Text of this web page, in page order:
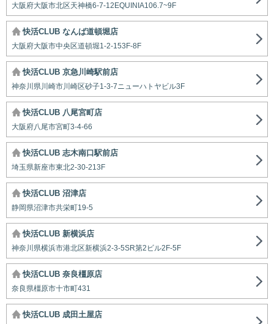
大阪府大阪市北区天神橋6-7-12EQUINIA106.7~9F
快活CLUB なんば道頓堀店
大阪府大阪市中央区道頓堀1-2-153F-8F
快活CLUB 京急川崎駅前店
神奈川県川崎市川崎区砂子1-3-7ニューハトヤビル3F
快活CLUB 八尾宮町店
大阪府八尾市宮町3-4-66
快活CLUB 志木南口駅前店
埼玉県新座市東北2-30-213F
快活CLUB 沼津店
静岡県沼津市共栄町19-5
快活CLUB 新横浜店
神奈川県横浜市港北区新横浜2-3-5SR第2ビル2F-5F
快活CLUB 奈良橿原店
奈良県橿原市十市町431
快活CLUB 成田土屋店